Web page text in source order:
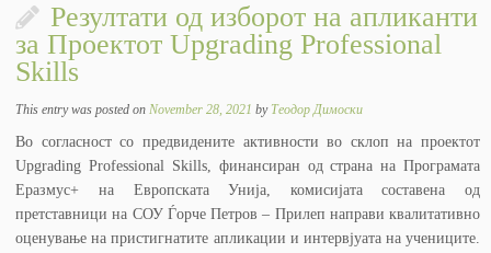
Резултати од изборот на апликанти
за Проектот Upgrading Professional
Skills
This entry was posted onNovember 28, 2021 by Теодор Димоски
Во согласност со предвидените активности во склоп на проектот
Upgrading Professional Skills, финансиран од страна на Програмата
Еразмус+ на Европската Унија, комисијата составена од
претставници на СОУ Ѓорче Петров – Прилеп направи квалитативно
оценување на пристигнатите апликации и интервјуата на учениците.